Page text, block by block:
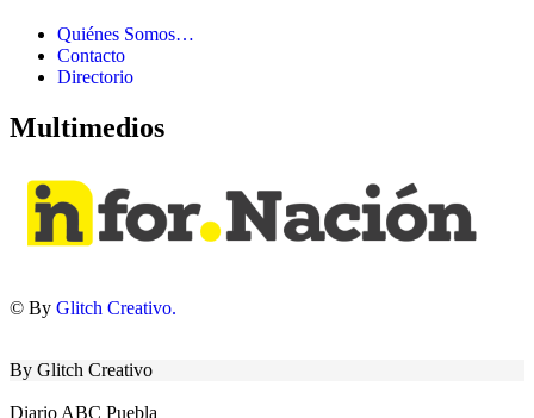
Quiénes Somos…
Contacto
Directorio
Multimedios
© By Glitch Creativo.
By Glitch Creativo
Diario ABC Puebla